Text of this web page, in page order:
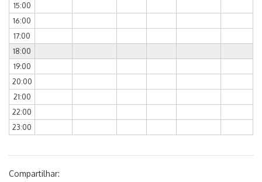
15:00
16:00
17:00
18:00
19:00
20:00
21:00
22:00
23:00
Compartilhar: